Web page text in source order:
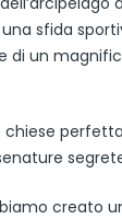
sfida
di un
chiese
creato